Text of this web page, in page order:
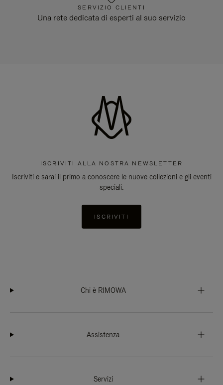
SERVIZIO CLIENTI
Una rete dedicata di esperti al suo servizio
ISCRIVITI ALLA NOSTRA NEWSLETTER
Iscriviti e sarai il primo a conoscere le nuove collezioni e gli eventi
speciali.
ISCRIVITI
Chi è RIMOWA
Assistenza
Servizi